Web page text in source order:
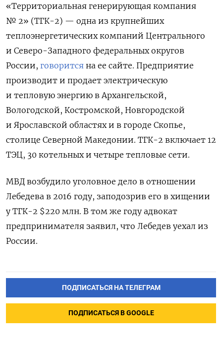
«Территориальная генерирующая компания
№ 2» (ТГК-2) — одна из крупнейших
теплоэнергетических компаний Центрального
и Северо-Западного федеральных округов
России, говорится на ее сайте. Предприятие
производит и продает электрическую
и тепловую энергию в Архангельской,
Вологодской, Костромской, Новгородской
и Ярославской областях и в городе Скопье,
столице Северной Македонии. ТГК-2 включает 12
ТЭЦ, 30 котельных и четыре тепловые сети.
МВД возбудило уголовное дело в отношении
Лебедева в 2016 году, заподозрив его в хищении
у ТГК-2 $220 млн. В том же году адвокат
предпринимателя заявил, что Лебедев уехал из
России.
ПОДПИСАТЬСЯ НА ТЕЛЕГРАМ
ПОДПИСАТЬСЯ В GOOGLE